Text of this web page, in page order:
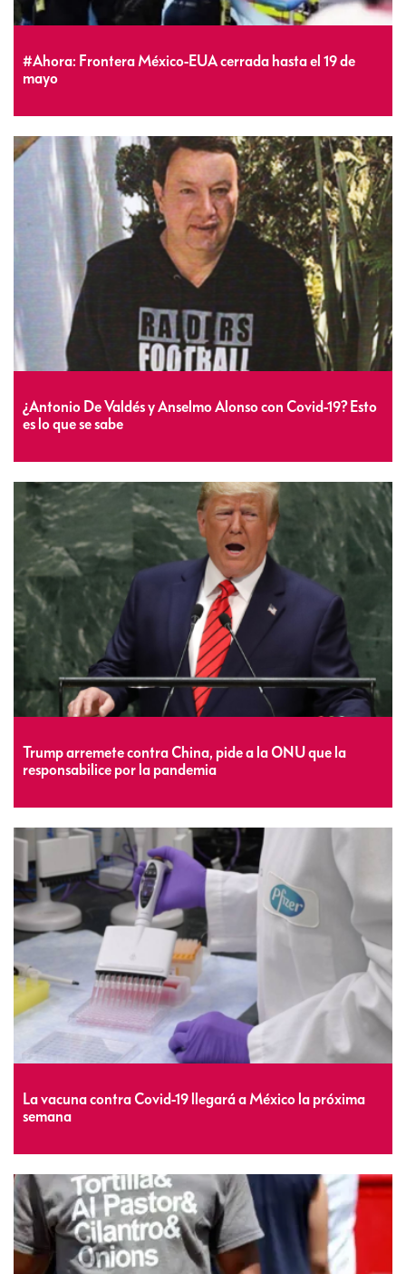
#Ahora: Frontera México-EUA cerrada hasta el 19 de
mayo
¿Antonio De Valdés y Anselmo Alonso con Covid-19? Esto
es lo que se sabe
Trump arremete contra China, pide a la ONU que la
responsabilice por la pandemia
La vacuna contra Covid-19 llegará a México la próxima
semana